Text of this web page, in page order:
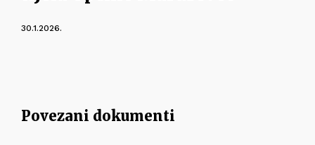
30.1.2026.
Povezani dokumenti